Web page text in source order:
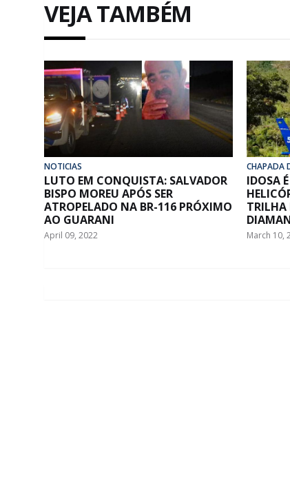
VEJA TAMBÉM
NOTICIAS
LUTO EM CONQUISTA: SALVADOR
BISPO MOREU APÓS SER
ATROPELADO NA BR-116 PRÓXIMO
AO GUARANI
April 09, 2022
CHAPADA
IDOSA
TRILHA
March 10,